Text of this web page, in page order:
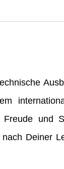
und
Deiner